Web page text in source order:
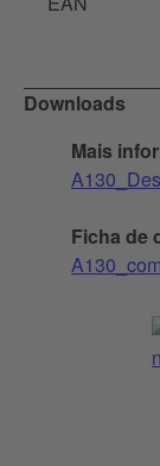
Downloads
Mais
Ficha de